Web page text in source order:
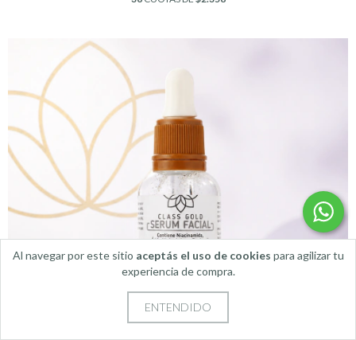
Al navegar por este sitio aceptás el uso de cookies para agilizar tu
experiencia de compra.
ENTENDIDO